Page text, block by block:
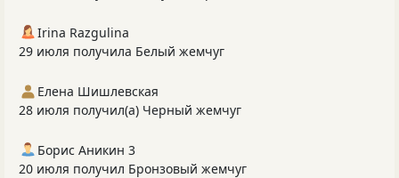
Irina Razgulina
29 июля получила Белый жемчуг
Елена Шишлевская
28 июля получил(а) Черный жемчуг
Борис Аникин 3
20 июля получил Бронзовый жемчуг